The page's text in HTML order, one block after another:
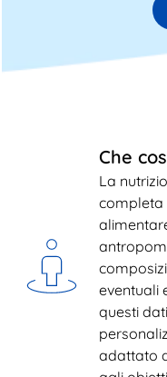
Che
La
completa
eventuali
questi
adattato